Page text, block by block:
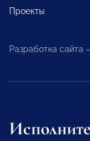
Проекты
Разработка сайта